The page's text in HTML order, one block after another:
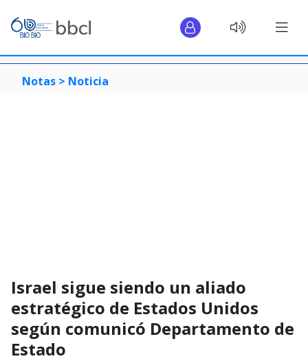
Notas > Noticia
Israel sigue siendo un aliado
estratégico de Estados Unidos
según comunicó Departamento de
Estado